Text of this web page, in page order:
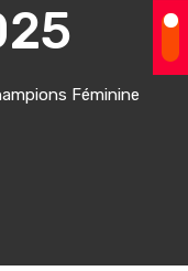
Féminine